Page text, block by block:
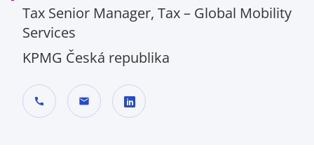
Tax Senior Manager, Tax – Global Mobility
Services
KPMG Česká republika
call mail